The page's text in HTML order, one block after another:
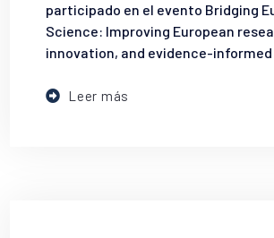
participado en el evento Bridging
Science: Improving European
innovation, and evidence-informed
Leer más